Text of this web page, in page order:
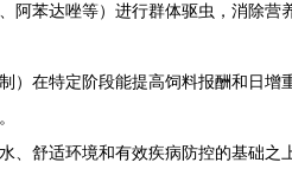
苯达唑等）进行群体驱虫，消除营
在特定阶段能提高饲料报酬和日
、舒适环境和有效疾病防控的基础之